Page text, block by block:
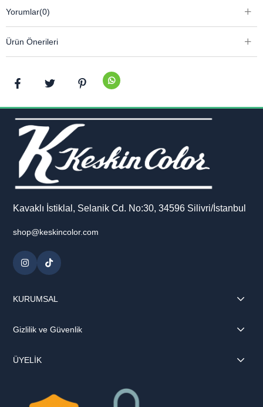
Yorumlar(0)
Ürün Önerileri
Kavaklı İstiklal, Selanik Cd. No:30, 34596 Silivri/İstanbul
shop@keskincolor.com
KURUMSAL
Gizlilik ve Güvenlik
ÜYELİK